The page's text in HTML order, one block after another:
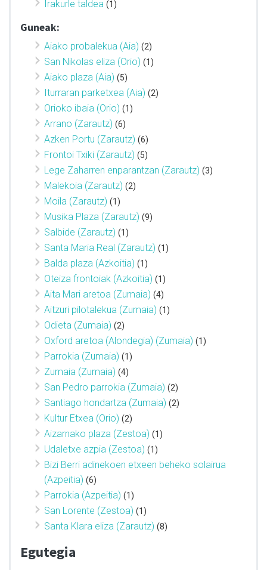
Irakurle taldea (1)
Guneak:
Aiako probalekua (Aia) (2)
San Nikolas eliza (Orio) (1)
Aiako plaza (Aia) (5)
Iturraran parketxea (Aia) (2)
Orioko ibaia (Orio) (1)
Arrano (Zarautz) (6)
Azken Portu (Zarautz) (6)
Frontoi Txiki (Zarautz) (5)
Lege Zaharren enparantzan (Zarautz) (3)
Malekoia (Zarautz) (2)
Moila (Zarautz) (1)
Musika Plaza (Zarautz) (9)
Salbide (Zarautz) (1)
Santa Maria Real (Zarautz) (1)
Balda plaza (Azkoitia) (1)
Oteiza frontoiak (Azkoitia) (1)
Aita Mari aretoa (Zumaia) (4)
Aitzuri pilotalekua (Zumaia) (1)
Odieta (Zumaia) (2)
Oxford aretoa (Alondegia) (Zumaia) (1)
Parrokia (Zumaia) (1)
Zumaia (Zumaia) (4)
San Pedro parrokia (Zumaia) (2)
Santiago hondartza (Zumaia) (2)
Kultur Etxea (Orio) (2)
Aizarnako plaza (Zestoa) (1)
Udaletxe azpia (Zestoa) (1)
Bizi Berri adinekoen etxeen beheko solairua
(Azpeitia) (6)
Parrokia (Azpeitia) (1)
San Lorente (Zestoa) (1)
Santa Klara eliza (Zarautz) (8)
Egutegia